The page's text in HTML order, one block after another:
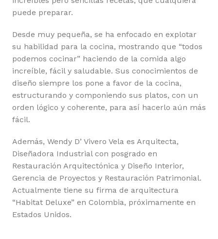
puede preparar.
Desde muy pequeña, se ha enfocado en explotar
su habilidad para la cocina, mostrando que “todos
podemos cocinar” haciendo de la comida algo
increíble, fácil y saludable. Sus conocimientos de
diseño siempre los pone a favor de la cocina,
estructurando y componiendo sus platos, con un
orden lógico y coherente, para así hacerlo aún más
fácil.
Además, Wendy D’ Vivero Vela es Arquitecta,
Diseñadora Industrial con posgrado en
Restauración Arquitectónica y Diseño Interior,
Gerencia de Proyectos y Restauración Patrimonial.
Actualmente tiene su firma de arquitectura
“Habitat Deluxe” en Colombia, próximamente en
Estados Unidos.